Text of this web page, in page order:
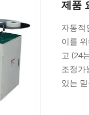
제품
자동적
이를
고 (24
조정가
있는